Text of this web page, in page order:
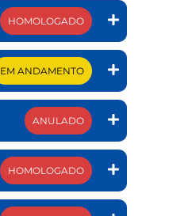
HOMOLOGADO
EM ANDAMENTO
ANULADO
HOMOLOGADO